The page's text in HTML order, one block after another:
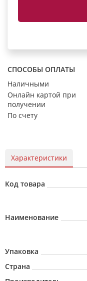
СПОСОБЫ ОПЛАТЫ
Наличными
Онлайн картой при
получении
По счету
Характеристики
Код товара
Наименование
Упаковка
Страна